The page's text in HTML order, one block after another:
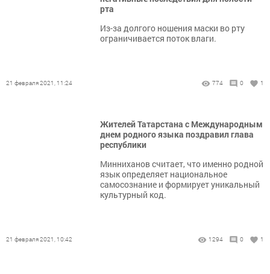
рта
Из-за долгого ношения маски во рту
ограничивается поток влаги.
21 февраля 2021, 11:24 774 0 1
Жителей Татарстана с Международным
днем родного языка поздравил глава
республики
Минниханов считает, что именно родной
язык определяет национальное
самосознание и формирует уникальный
культурный код.
21 февраля 2021, 10:42 1294 0 1